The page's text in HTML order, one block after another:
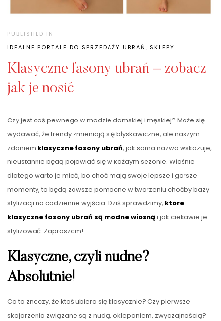
PUBLISHED IN
IDEALNE PORTALE DO SPRZEDAŻY UBRAŃ, SKLEPY
Klasyczne fasony ubrań – zobacz
jak je nosić
Czy jest coś pewnego w modzie damskiej i męskiej? Może się
wydawać, że trendy zmieniają się błyskawiczne, ale naszym
zdaniem klasyczne fasony ubrań, jak sama nazwa wskazuje,
nieustannie będą pojawiać się w każdym sezonie. Właśnie
dlatego warto je mieć, bo choć mają swoje lepsze i gorsze
momenty, to będą zawsze pomocne w tworzeniu choćby bazy
stylizacji na codzienne wyjścia. Dziś sprawdzimy, które
klasyczne fasony ubrań są modne wiosną i jak ciekawie je
stylizować. Zapraszam!
Klasyczne, czyli nudne?
Absolutnie!
Co to znaczy, że ktoś ubiera się klasycznie? Czy pierwsze
skojarzenia związane są z nudą, oklepaniem, zwyczajnością?